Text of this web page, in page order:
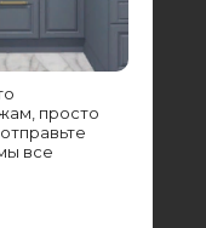
просто
все